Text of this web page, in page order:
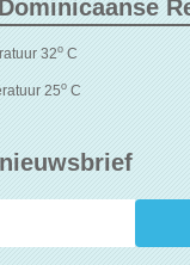
32o C
25o C